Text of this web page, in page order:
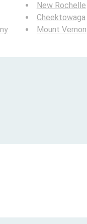
New Rochelle
Cheektowaga
Mount Vernon